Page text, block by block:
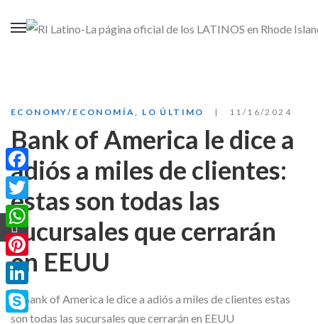
ECONOMY/ECONOMÍA LO ÚLTIMO 11/16/2024
Bank of America le dice a
adiós a miles de clientes:
estas son todas las
sucursales que cerrarán
en EEUU
Facebook
Twitter
WhatsApp
Pinterest
LinkedIn